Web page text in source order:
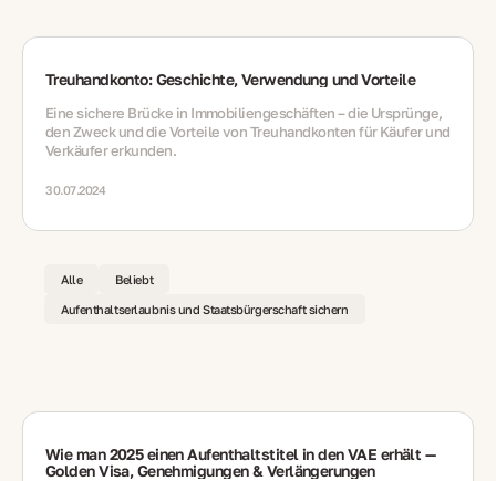
Treuhandkonto: Geschichte, Verwendung und Vorteile
Eine sichere Brücke in Immobiliengeschäften – die Ursprünge,
den Zweck und die Vorteile von Treuhandkonten für Käufer und
Verkäufer erkunden.
30.07.2024
Alle Beliebt
Aufenthaltserlaubnis und Staatsbürgerschaft sichern
Wie man 2025 einen Aufenthaltstitel in den VAE erhält —
Golden Visa, Genehmigungen & Verlängerungen